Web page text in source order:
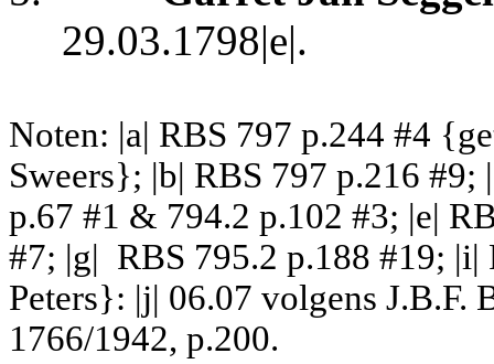
29.03.1798|e|.
Noten: |a| RBS 797 p.244 #4
Sweers}; |b| RBS 797 p.216 #9;
p.67 #1 & 794.2 p.102 #3; |e|
#7; |g| RBS 795.2 p.188 #19;
Peters}: |j| 06.07 volgens
1766/1942, p.200.